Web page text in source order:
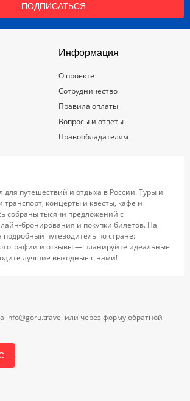
ПОДПИСАТЬСЯ
Информация
О проекте
Сотрудничество
Правила оплаты
Вопросы и ответы
Правообладателям
для путешествий и отдыха в России. Туры и
транспорт, концерты и квесты, кафе и
собраны тысячи предложений с
бронирования и покупки билетов. На
подробный путеводитель по стране:
и отзывы — планируйте идеальные
лучшие выходные с нами!
info@goru.travel или через форму обратной